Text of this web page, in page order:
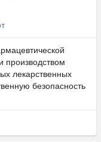
производством
лекарственных
безопасность